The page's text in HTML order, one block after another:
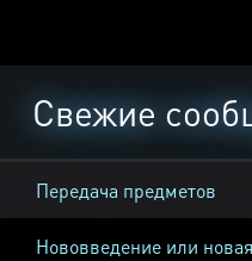
Свежие
Передача предметов
Нововведение или